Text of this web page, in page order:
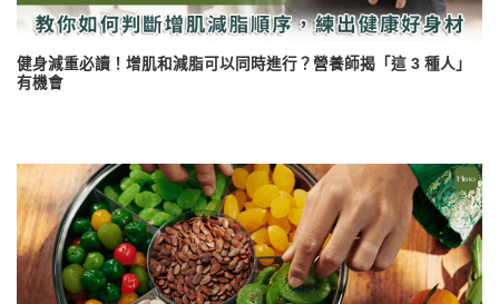
健身減重必讀！增肌和減脂可以同時進行？營養師揭「這 3 種人」
有機會